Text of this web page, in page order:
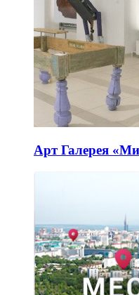
Арт Галерея